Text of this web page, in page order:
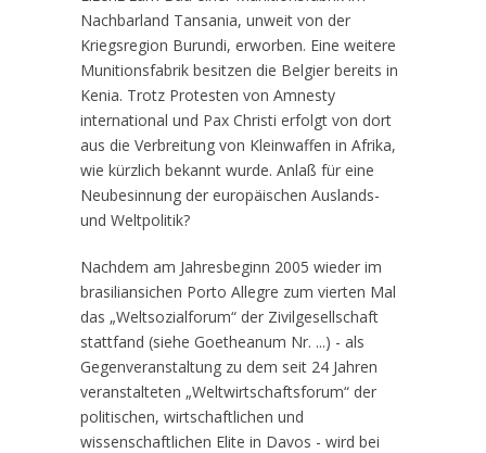
Nachbarland Tansania, unweit von der
Kriegsregion Burundi, erworben. Eine weitere
Munitionsfabrik besitzen die Belgier bereits in
Kenia. Trotz Protesten von Amnesty
international und Pax Christi erfolgt von dort
aus die Verbreitung von Kleinwaffen in Afrika,
wie kürzlich bekannt wurde. Anlaß für eine
Neubesinnung der europäischen Auslands-
und Weltpolitik?
Nachdem am Jahresbeginn 2005 wieder im
brasiliansichen Porto Allegre zum vierten Mal
das „Weltsozialforum“ der Zivilgesellschaft
stattfand (siehe Goetheanum Nr. ...) - als
Gegenveranstaltung zu dem seit 24 Jahren
veranstalteten „Weltwirtschaftsforum“ der
politischen, wirtschaftlichen und
wissenschaftlichen Elite in Davos - wird bei